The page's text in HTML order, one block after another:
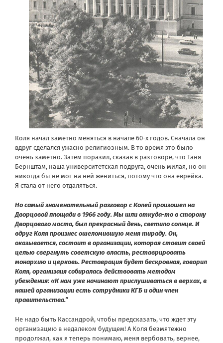
Коля начал заметно меняться в начале 60-х годов. Сначала он
вдруг сделался ужасно религиозным. В то время это было
очень заметно. Затем поразил, сказав в разговоре, что Таня
Бернштам, наша университетская подруга, очень милая, но он
никогда бы не мог на ней жениться, потому что она еврейка.
Я стала от него отдаляться.
Но самый знаменательный разговор с Колей произошел на
Дворцовой площади в 1966 году. Мы шли откуда-то в сторону
Дворцового моста, был прекрасный день, светило солнце. И
вдруг Коля произнес ошеломившую меня тираду. Он,
оказывается, состоит в организации, которая ставит своей
целью свергнуть советскую власть, реставрировать
монархию и церковь. Реставрация будет бескровная, говорил
Коля, организаия собиралась действовать методом
убеждения: «К нам уже начинают прислушиваться в верхах, в
нашей организации есть сотрудники КГБ и один член
правительства.”
Не надо быть Кассандрой, чтобы предсказать, что ждет эту
организацию в недалеком будущем! А Коля безмятежно
продолжал, как я теперь понимаю, меня вербовать, вернее,